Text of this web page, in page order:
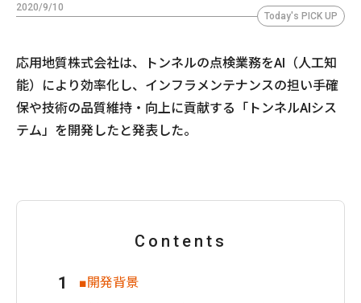
2020/9/10
Today's PICK UP
応用地質株式会社は、トンネルの点検業務をAI（人工知
能）により効率化し、インフラメンテナンスの担い手確
保や技術の品質維持・向上に貢献する「トンネルAIシス
テム」を開発したと発表した。
Contents
■開発背景